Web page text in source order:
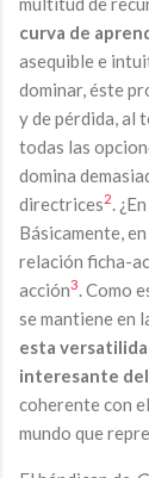
curva de
asequible e
dominar, éste
y de pérdida, al
todas las
domina
directrices2
.
Básicamente,
relación ficha-
acción3 . Como
se mantiene en
esta
interesante
coherente con
mundo que